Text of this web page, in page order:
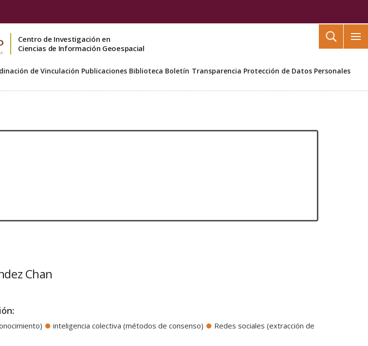
Centro de Investigación en
Ciencias de Información Geoespacial
de Vinculación Publicaciones Biblioteca Boletín Transparencia Protección de Datos Personales
Chan
inteligencia colectiva (métodos de consenso)
Redes sociales (extracción de